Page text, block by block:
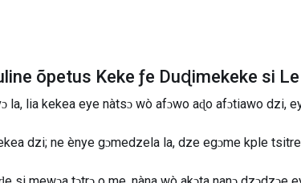
õpetus Keke ƒe Duɖimekeke si
la, lia kekea eye nàtsɔ wò afɔwo aɖo afɔtiawo dzi,
dzi; ne ènye gɔmedzela la, dze egɔme kple